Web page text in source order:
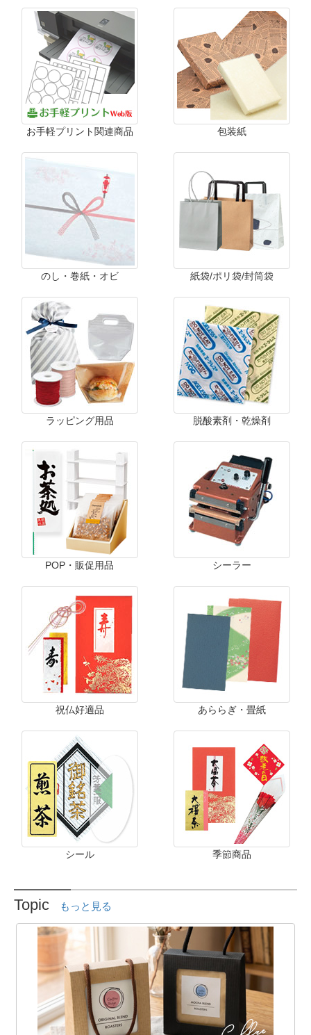
お手軽プリント関連商品 包装紙
のし・巻紙・オビ 紙袋/ポリ袋/封筒袋
ラッピング用品 脱酸素剤・乾燥剤
POP・販促用品 シーラー
祝仏好適品 あららぎ・畳紙
シール 季節商品
Topic もっと見る